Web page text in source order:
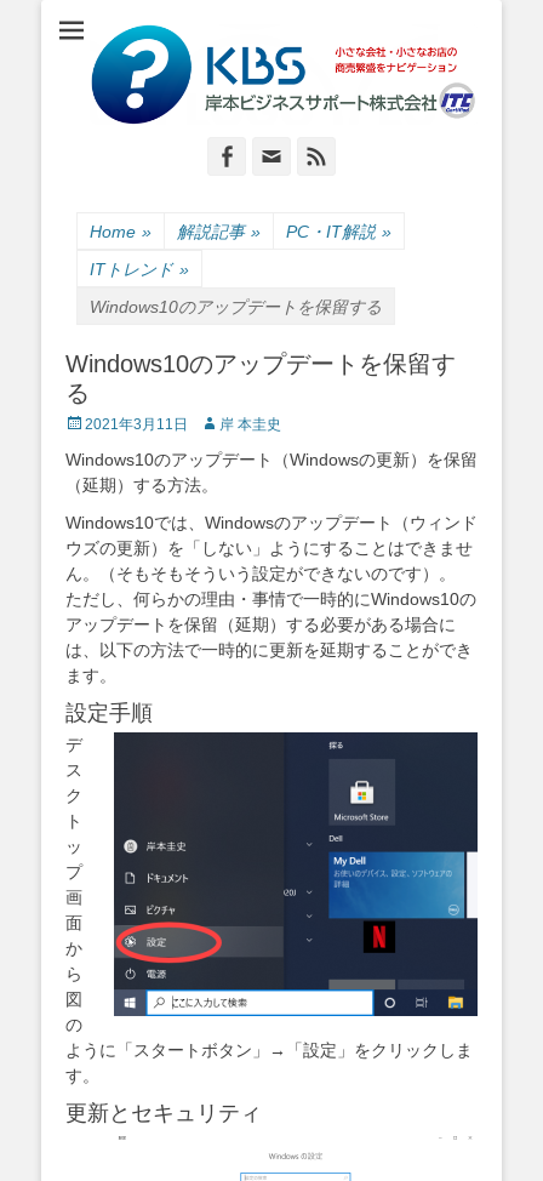
岸本ビジネスサポ
ート株式会社
小さな会社・小さなお店のIT経営をナビゲーション
Facebook
Email
Home » 解説記事 » PC・IT解説 »
ITトレンド »
Windows10のアップデートを保留する
Windows10のアップデートを保留す
る
Posted
2021年3月11日 Author
岸 本圭史
Windows10のアップデート（Windowsの更新）を保留
（延期）する方法。
Windows10では、Windowsのアップデート（ウィンド
ウズの更新）を「しない」ようにすることはできませ
ん。（そもそもそういう設定ができないのです）。
ただし、何らかの理由・事情で一時的にWindows10の
アップデートを保留（延期）する必要がある場合に
は、以下の方法で一時的に更新を延期することができ
ます。
設定手順
デ
ス
ク
ト
ッ
プ
画
面
か
ら
図
の
ように「スタートボタン」→「設定」をクリックしま
す。
更新とセキュリティ